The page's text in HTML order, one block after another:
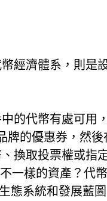
經濟體系，則是
的代幣有處可用
牌的優惠券，然後
換取投票權或指
一樣的資產？代
態系統和發展藍圖